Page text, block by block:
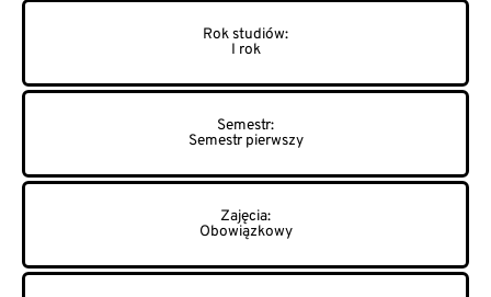
I rok
Semestr pierwszy
Obowiązkowy